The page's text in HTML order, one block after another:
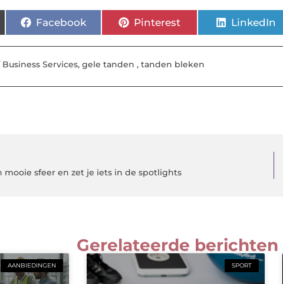
Facebook Pinterest LinkedIn
Services,gele tanden ,tanden bleken
mooie sfeer en zet je iets in de spotlights
Gerelateerde berichten
AANBIEDINGEN SPORT